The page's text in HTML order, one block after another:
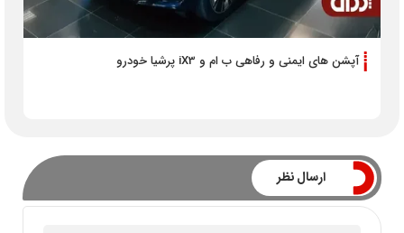
آپشن های ایمنی و رفاهی ب ام و iX3 پرشیا خودرو
ارسال نظر